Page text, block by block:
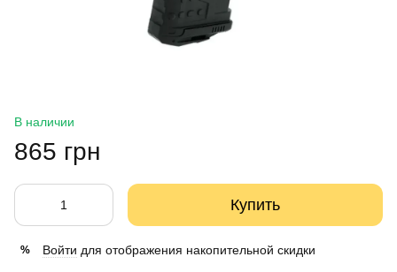
В наличии
865 грн
Купить
% Войти для отображения накопительной скидки